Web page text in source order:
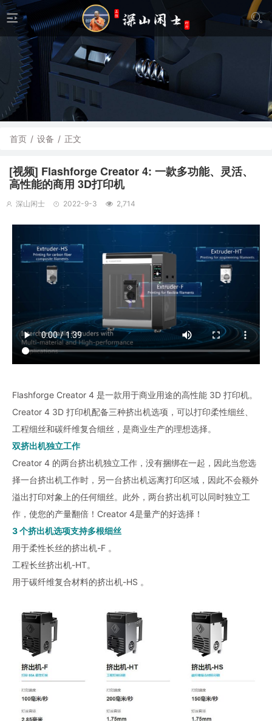
首页 / 设备 / 正文
[视频] Flashforge Creator 4: 一款多功能、灵活、
高性能的商用 3D打印机
深山闲士 2022-9-3 2,714
Flashforge Creator 4 是一款用于商业用途的高性能 3D 打印机。
Creator 4 3D 打印机配备三种挤出机选项，可以打印柔性细丝、
工程细丝和碳纤维复合细丝，是商业生产的理想选择。
双挤出机独立工作
Creator 4 的两台挤出机独立工作，没有捆绑在一起，因此当您选
择一台挤出机工作时，另一台挤出机远离打印区域，因此不会额外
溢出打印对象上的任何细丝。此外，两台挤出机可以同时独立工
作，使您的产量翻倍！Creator 4是量产的好选择！
3 个挤出机选项支持多根细丝
用于柔性长丝的挤出机-F 。
工程长丝挤出机-HT。
用于碳纤维复合材料的挤出机-HS 。